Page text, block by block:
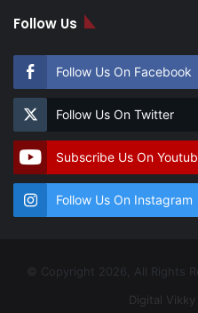
Follow Us
Follow Us On Facebook
Follow Us On Twitter
Subscribe Us On
Follow Us On Instagram
© Copyright 2026, All Rights
Digital